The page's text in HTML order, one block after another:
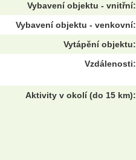
Vybavení objektu - vnitřní:
Vybavení objektu - venkovní:
Vytápění objektu:
Vzdálenosti:
Aktivity v okolí (do 15 km):